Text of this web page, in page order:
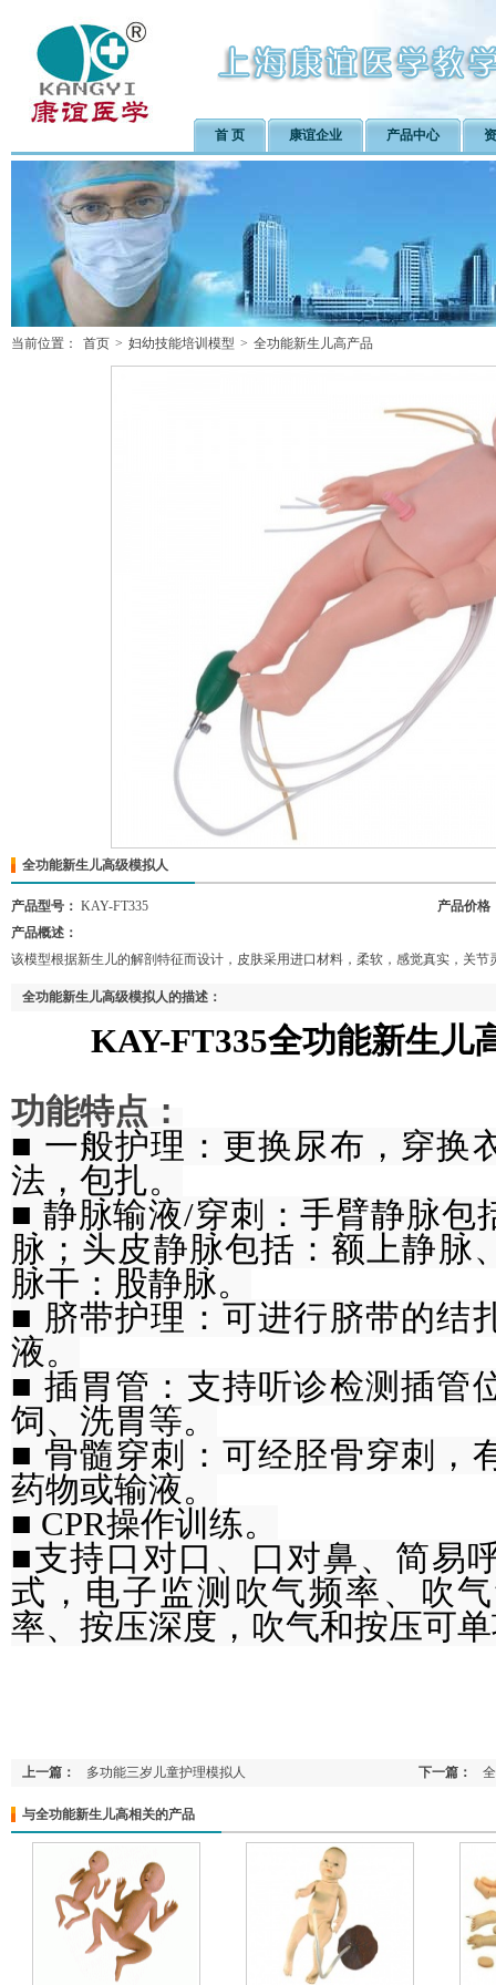
首 页 康谊企业 产品中心
当前位置： 首页 > 妇幼技能培训模型 > 全功能新生儿高产品
全功能新生儿高级模拟人
产品型号： KAY-FT335
产品价格
产品概述：
该模型根据新生儿的解剖特征而设计，皮肤采用进口材料，柔软，感觉真实，关节
全功能新生儿高级模拟人的描述：
KAY-FT335全功能新生儿
功能特点：
■ 一般护理：更换尿布，穿换
法，包扎。
■ 静脉输液/穿刺：手臂静脉包
脉；头皮静脉包括：额上静脉
脉干：股静脉。
■ 脐带护理：可进行脐带的结
液。
■ 插胃管：支持听诊检测插管
饲、洗胃等。
■ 骨髓穿刺：可经胫骨穿刺，
药物或输液。
■ CPR操作训练。
■支持口对口、口对鼻、简易
式，电子监测吹气频率、吹
率、按压深度，吹气和按压可
上一篇： 多功能三岁儿童护理模拟人 下一篇：
与全功能新生儿高相关的产品